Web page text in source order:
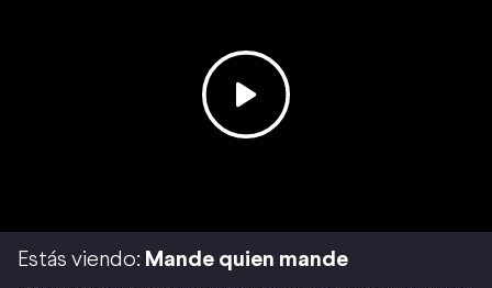
Estás viendo: Mande quien mande